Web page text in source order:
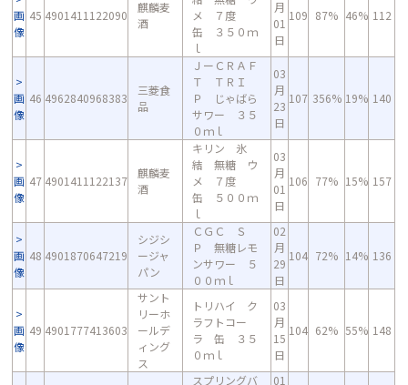
画
像
45 4901411122090
麒麟麦
酒
メ ７度
缶 ３５０ｍ
ｌ
月
01
日
109 87% 46% 112
画
像
46 4962840968383
三菱食
品
ＪーＣＲＡＦ
Ｔ ＴＲＩ
Ｐ じゃばら
サワー ３５
０ｍｌ
03
月
23
日
107 356% 19% 140
画
像
47 4901411122137
麒麟麦
酒
キリン 氷
結 無糖 ウ
メ ７度
缶 ５００ｍ
ｌ
03
月
01
日
106 77% 15% 157
画
像
48 4901870647219
シジシ
ージャ
パン
ＣＧＣ Ｓ
Ｐ 無糖レモ
ンサワー ５
００ｍｌ
02
月
29
日
104 72% 14% 136
画
像
49 4901777413603
サント
リーホ
ールデ
ィング
ス
トリハイ ク
ラフトコー
ラ 缶 ３５
０ｍｌ
03
月
15
日
104 62% 55% 148
スプリングバ
01